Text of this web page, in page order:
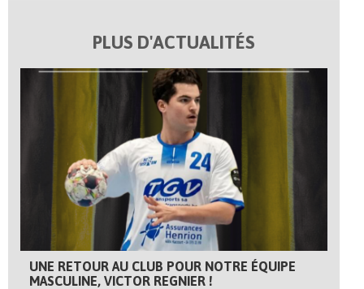
PLUS D'ACTUALITÉS
UNE RETOUR AU CLUB POUR NOTRE ÉQUIPE
MASCULINE, VICTOR REGNIER !